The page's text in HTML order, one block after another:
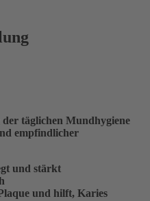
täglichen Mundhygiene
empfindlicher
und stärkt
und hilft, Karies